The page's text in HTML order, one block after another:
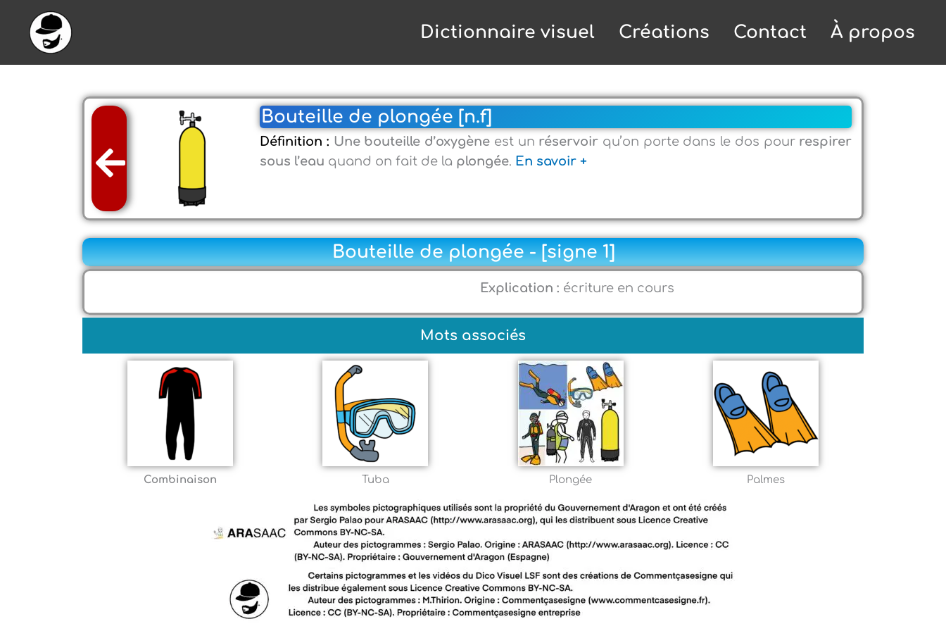
contenu
Dictionnaire visuel Créations Contact À propos
Bouteille de plongée [n.f]
Définition : Une bouteille d’oxygène est un réservoir qu’on porte dans le dos pour respirer
sous l’eau quand on fait de la plongée. En savoir +
Bouteille de plongée - [signe 1]
Explication : écriture en cours
Mots associés
Combinaison Tuba Plongée Palmes